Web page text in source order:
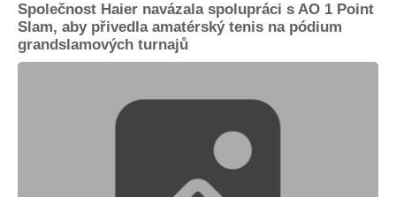
Společnost Haier navázala spolupráci s AO 1 Point
Slam, aby přivedla amatérský tenis na pódium
grandslamových turnajů